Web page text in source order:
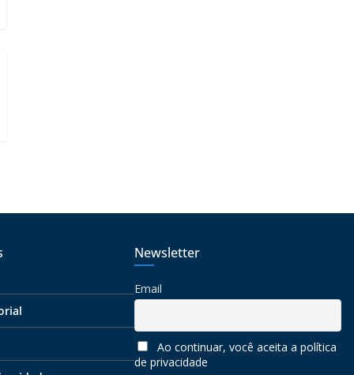
Newsletter
Email
Ao continuar, você aceita a política
de privacidade